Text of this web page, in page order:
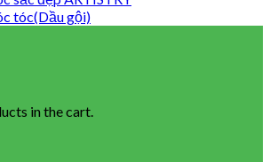
in the cart.
tóc(Dầu gội)